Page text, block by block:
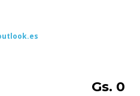
Gs. 0